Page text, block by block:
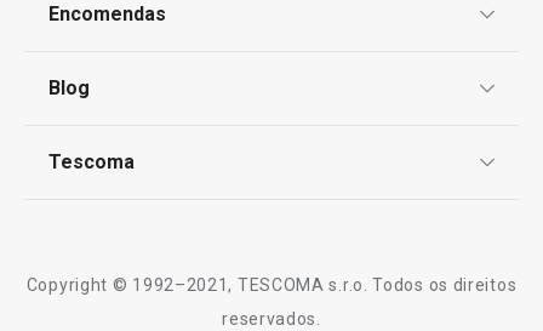
Livro de Reclamações
Encomendas
Perguntas Frequentes
Blog
Tescoma
Copyright © 1992–2021, TESCOMA s.r.o. Todos os direitos
reservados.